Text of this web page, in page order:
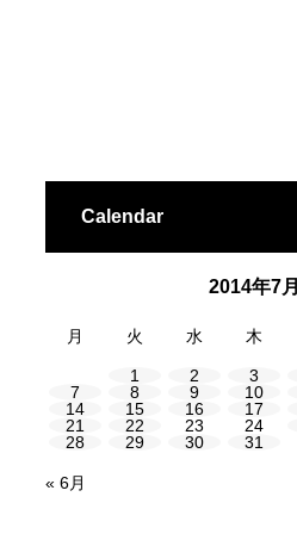
Calendar
2014年7月
月 火 水 木
1 2 3
7
8 9 10
14
15 16 17
21
22 23 24
28
29 30 31
« 6月